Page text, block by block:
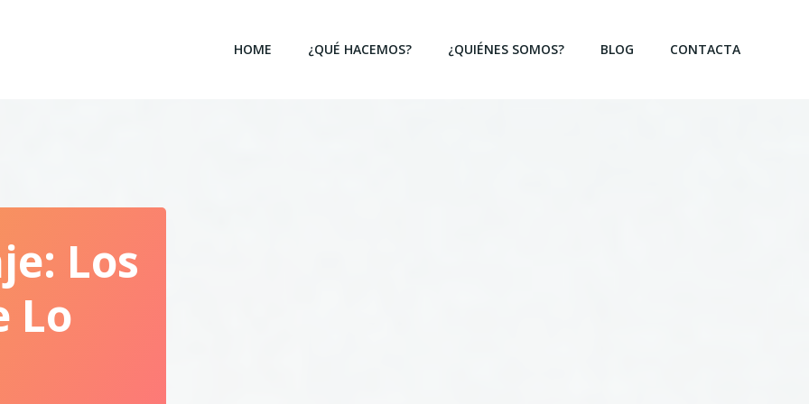
HOME ¿QUÉ HACEMOS? ¿QUIÉNES SOMOS? BLOG CONTACTA
Los
Lo